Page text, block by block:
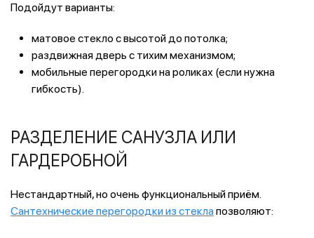
Подойдут варианты:
матовое стекло с высотой до потолка;
раздвижная дверь с тихим механизмом;
мобильные перегородки на роликах (если нужна
гибкость).
РАЗДЕЛЕНИЕ САНУЗЛА ИЛИ
ГАРДЕРОБНОЙ
Нестандартный, но очень функциональный приём.
Сантехнические перегородки из стекла позволяют: